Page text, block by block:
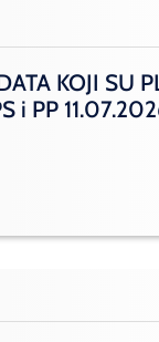
KOJI SU
i PP